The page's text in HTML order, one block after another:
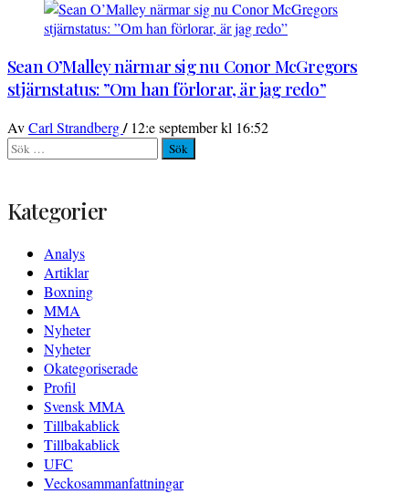
Sean O’Malley närmar sig nu Conor McGregors
stjärnstatus: ”Om han förlorar, är jag redo”
AvCarl Strandberg/ 12:e september kl 16:52
Sök
efter:
Kategorier
Analys
Artiklar
Boxning
MMA
Nyheter
Nyheter
Okategoriserade
Profil
Svensk MMA
Tillbakablick
Tillbakablick
UFC
Veckosammanfattningar